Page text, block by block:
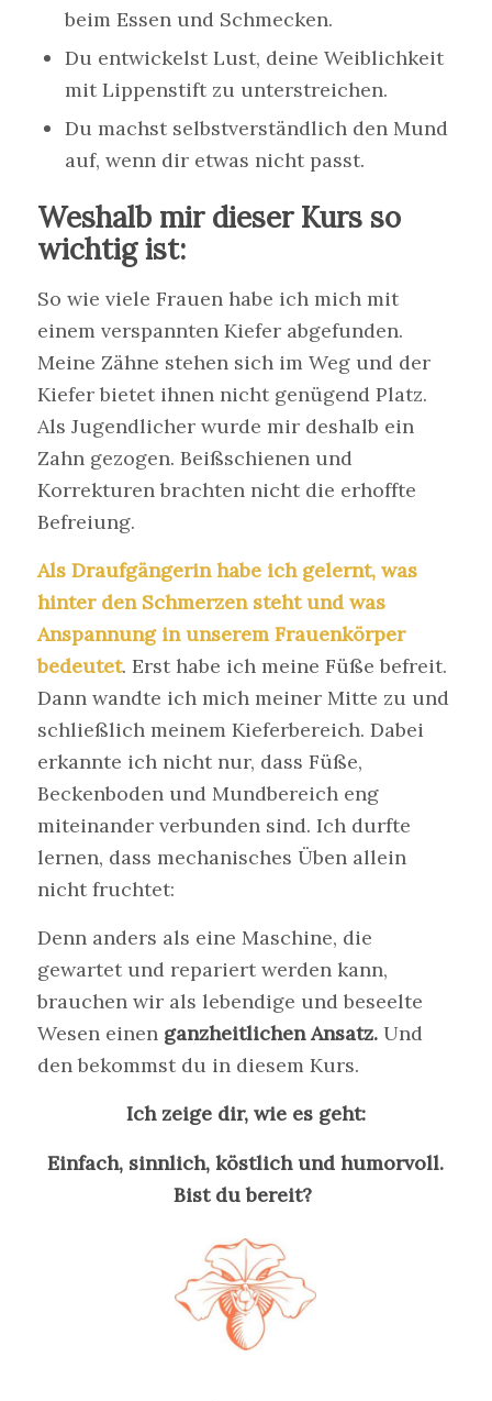
beim Essen und Schmecken.
Du entwickelst Lust, deine Weiblichkeit
mit Lippenstift zu unterstreichen.
Du machst selbstverständlich den Mund
auf, wenn dir etwas nicht passt.
Weshalb mir dieser Kurs so
wichtig ist:
So wie viele Frauen habe ich mich mit
einem verspannten Kiefer abgefunden.
Meine Zähne stehen sich im Weg und der
Kiefer bietet ihnen nicht genügend Platz.
Als Jugendlicher wurde mir deshalb ein
Zahn gezogen. Beißschienen und
Korrekturen brachten nicht die erhoffte
Befreiung.
Als Draufgängerin habe ich gelernt, was
hinter den Schmerzen steht und was
Anspannung in unserem Frauenkörper
bedeutet. Erst habe ich meine Füße befreit.
Dann wandte ich mich meiner Mitte zu und
schließlich meinem Kieferbereich. Dabei
erkannte ich nicht nur, dass Füße,
Beckenboden und Mundbereich eng
miteinander verbunden sind. Ich durfte
lernen, dass mechanisches Üben allein
nicht fruchtet:
Denn anders als eine Maschine, die
gewartet und repariert werden kann,
brauchen wir als lebendige und beseelte
Wesen einen ganzheitlichen Ansatz.Und
den bekommst du in diesem Kurs.
Ich zeige dir, wie es geht:
Einfach, sinnlich, köstlich und humorvoll.
Bist du bereit?